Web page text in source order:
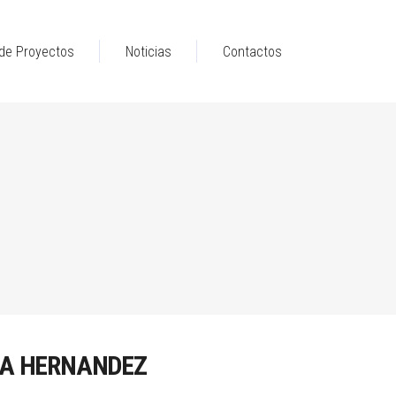
Proyectos Noticias Contactos
HERNANDEZ